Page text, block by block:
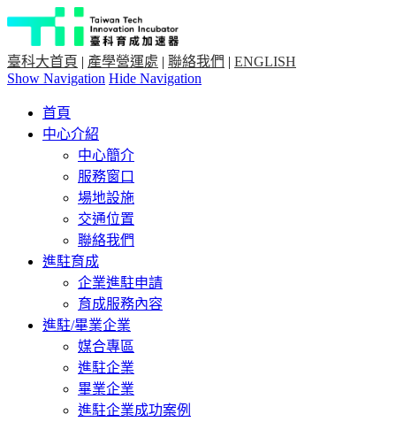
臺科大首頁 | 產學營運處 | 聯絡我們 | ENGLISH
Show Navigation Hide Navigation
首頁
中心介紹
中心簡介
服務窗口
場地設施
交通位置
聯絡我們
進駐育成
企業進駐申請
育成服務內容
進駐/畢業企業
媒合專區
進駐企業
畢業企業
進駐企業成功案例